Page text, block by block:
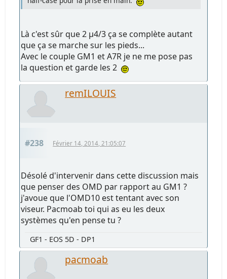
Là c'est sûr que 2 µ4/3 ça se complète autant
que ça se marche sur les pieds...
Avec le couple GM1 et A7R je ne me pose pas
la question et garde les 2
remILOUIS
#238 Février 14, 2014, 21:05:07
Désolé d'intervenir dans cette discussion mais
que penser des OMD par rapport au GM1 ?
j'avoue que l'OMD10 est tentant avec son
viseur. Pacmoab toi qui as eu les deux
systèmes qu'en pense tu ?
GF1 - EOS 5D - DP1
pacmoab